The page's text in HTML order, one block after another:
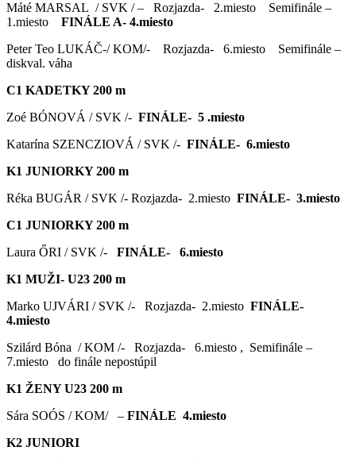
Máté MARSAL / SVK / – Rozjazda- 2.miesto Semifinále –
1.miesto
FINÁLE A- 4.miesto
Peter Teo LUKÁČ-/ KOM/- Rozjazda- 6.miesto Semifinále –
diskval. váha
C1 KADETKY 200 m
Zoé BÓNOVÁ / SVK /- FINÁLE- 5 .miesto
Katarína SZENCZIOVÁ / SVK /- FINÁLE- 6.miesto
K1 JUNIORKY 200 m
Réka BUGÁR / SVK /- Rozjazda- 2.miesto FINÁLE- 3.miesto
C1 JUNIORKY 200 m
Laura ŐRI / SVK /-
FINÁLE- 6.miesto
K1 MUŽI- U23 200 m
Marko UJVÁRI / SVK /- Rozjazda- 2.miesto FINÁLE-
4.miesto
Szilárd Bóna / KOM /- Rozjazda- 6.miesto , Semifinále –
7.miesto do finále nepostúpil
K1 ŽENY U23 200 m
Sára SOÓS / KOM/ – FINÁLE 4.miesto
K2 JUNIORI